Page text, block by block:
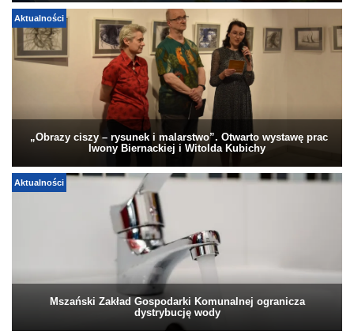
Aktualności
„Obrazy ciszy – rysunek i malarstwo”. Otwarto wystawę prac
Iwony Biernackiej i Witolda Kubichy
Aktualności
Mszański Zakład Gospodarki Komunalnej ogranicza
dystrybucję wody